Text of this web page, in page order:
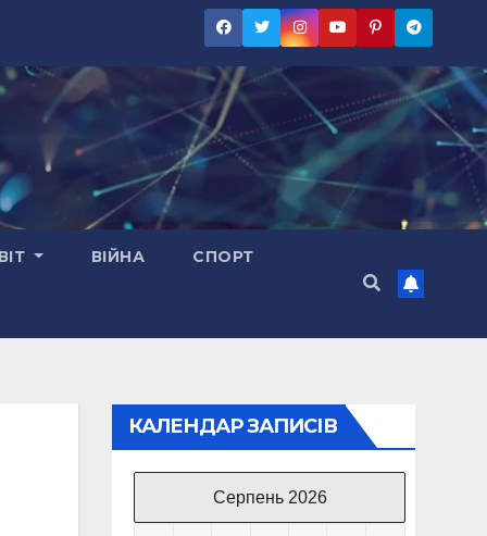
ВІЙНА СПОРТ
КАЛЕНДАР ЗАПИСІВ
Серпень 2026